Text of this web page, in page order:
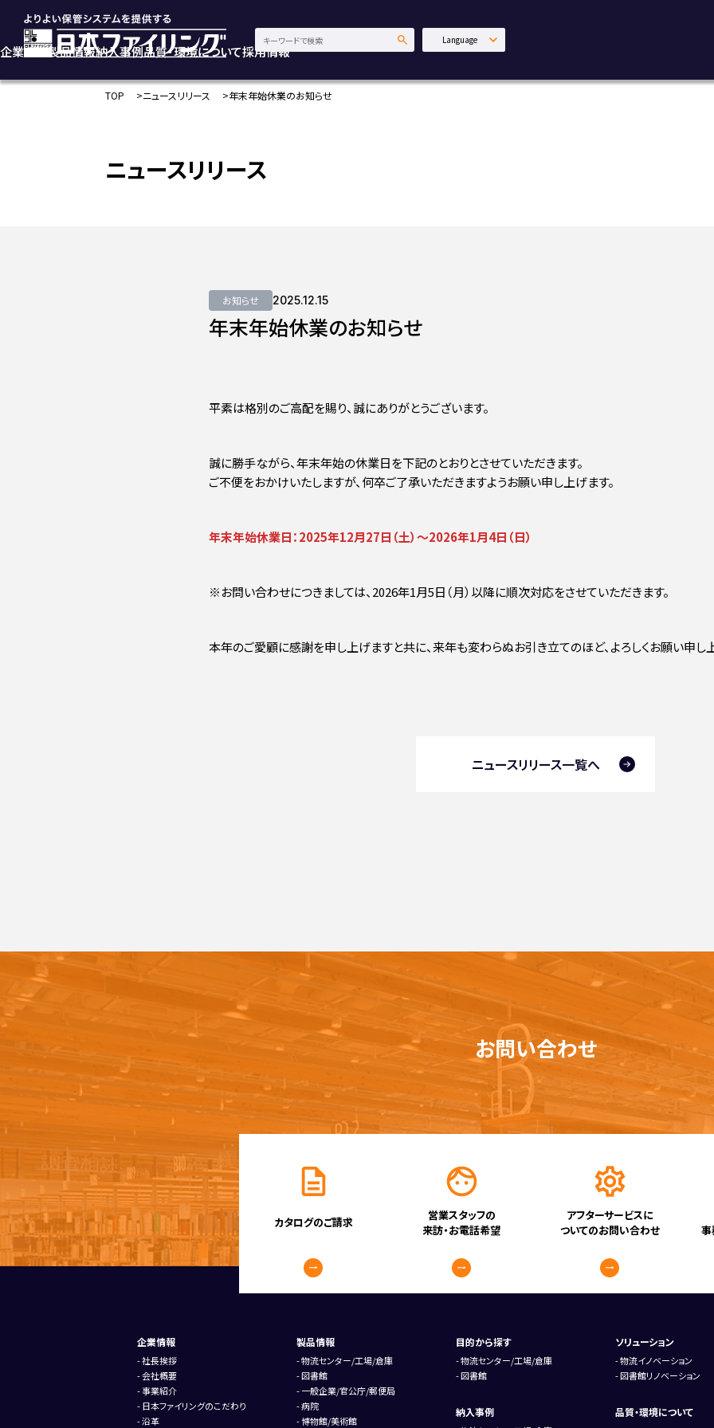
Language
English
企業情報製品情報納入事例品質・環境について採用情報
TOP ニュースリリース 年末年始休業のお知らせ
ニュースリリース
お知らせ 2025.12.15
年末年始休業のお知らせ
平素は格別のご高配を賜り、誠にありがとうございます。
誠に勝手ながら、年末年始の休業日を下記のとおりとさせていただきます。
ご不便をおかけいたしますが、何卒ご了承いただきますようお願い申し上げます。
年末年始休業日：2025年12月27日（土）～2026年1月4日（日）
※お問い合わせにつきましては、2026年1月5日（月）以降に順次対応をさせていただきます。
本年のご愛顧に感謝を申し上げますと共に、来年も変わらぬお引き立てのほど、よろしくお願い申し
ニュースリリース一覧へ
お問い合わせ
カタログのご請求
営業スタッフの
来訪・お電話希望
アフターサービスに
ついてのお問い合わせ
企業情報
社長挨拶
会社概要
事業紹介
日本ファイリングのこだわり
沿革
製品情報
物流センター/工場/倉庫
図書館
一般企業/官公庁/郵便局
病院
博物館/美術館
目的から探す
物流センター/工場/倉庫
図書館
納入事例
ソリューション
物流イノベーション
図書館リノベーション
品質・環境について